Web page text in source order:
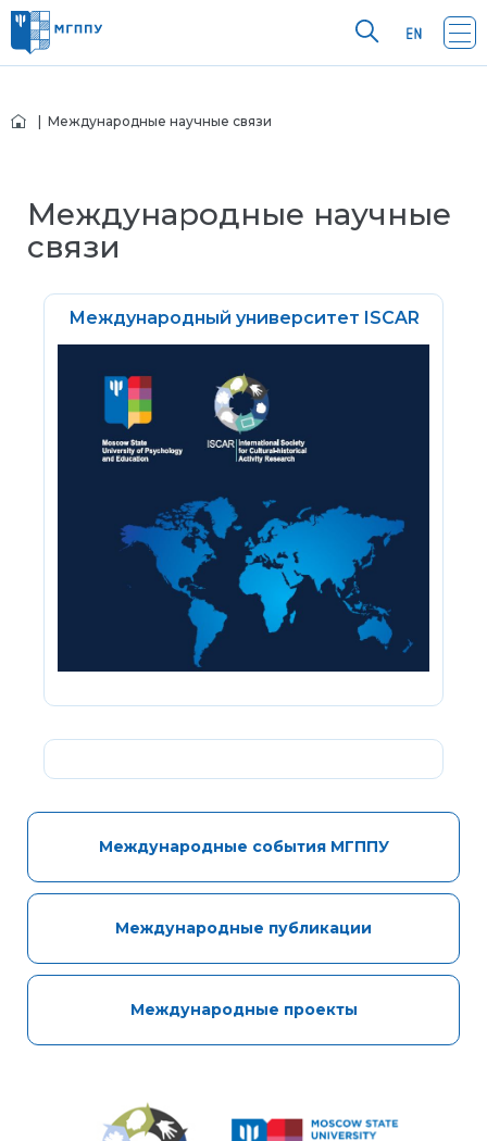
| Международные научные связи
Международные научные
связи
Международный университет ISCAR
Международные события МГППУ
Международные публикации
Международные проекты